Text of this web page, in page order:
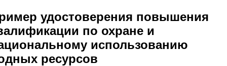
удостоверения повышения
по охране и
использованию
ресурсов